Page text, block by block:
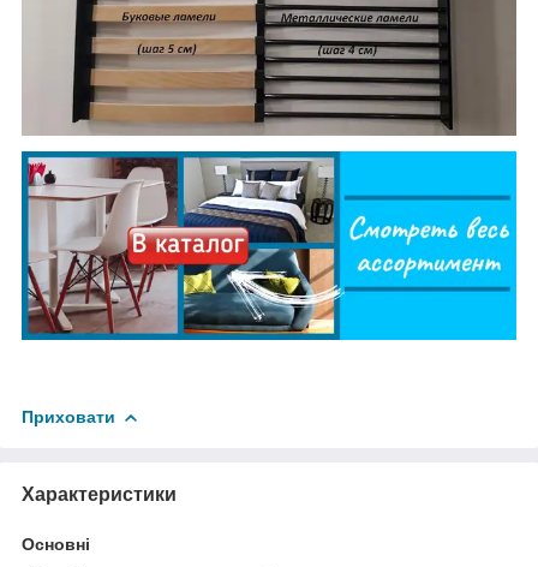
Приховати
Характеристики
Основні